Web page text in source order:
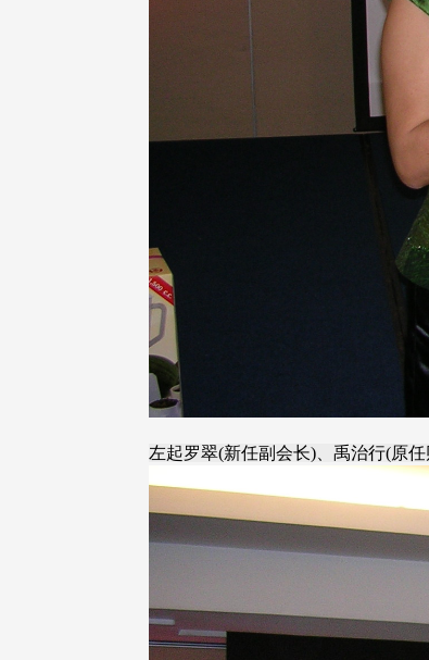
左起罗翠(新任副会长)、禹治行(原